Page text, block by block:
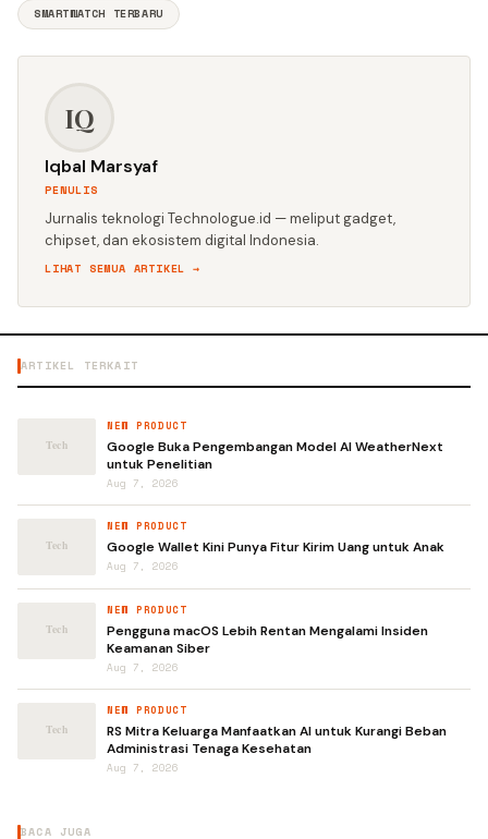
SMARTWATCH TERBARU
IQ
Iqbal Marsyaf
PENULIS
Jurnalis teknologi Technologue.id — meliput gadget,
chipset, dan ekosistem digital Indonesia.
LIHAT SEMUA ARTIKEL →
ARTIKEL TERKAIT
NEW PRODUCT
Google Buka Pengembangan Model AI WeatherNext
untuk Penelitian
Aug 7, 2026
NEW PRODUCT
Google Wallet Kini Punya Fitur Kirim Uang untuk Anak
Aug 7, 2026
NEW PRODUCT
Pengguna macOS Lebih Rentan Mengalami Insiden
Keamanan Siber
Aug 7, 2026
NEW PRODUCT
RS Mitra Keluarga Manfaatkan AI untuk Kurangi Beban
Administrasi Tenaga Kesehatan
Aug 7, 2026
BACA JUGA